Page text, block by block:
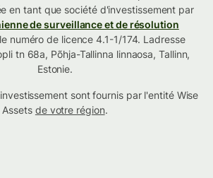
en tant que société d'investissement par
de surveillance et de résolution
numéro de licence 4.1-1/174. Ladresse
tn 68a, Põhja-Tallinna linnaosa, Tallinn,
Estonie.
sont fournis par l'entité Wise
Assets de votre région.